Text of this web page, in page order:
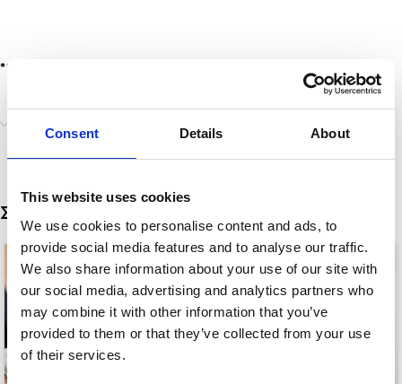
Consent Details About
This website uses cookies
We use cookies to personalise content and ads, to
provide social media features and to analyse our traffic.
We also share information about your use of our site with
our social media, advertising and analytics partners who
may combine it with other information that you’ve
provided to them or that they’ve collected from your use
of their services.
**Προσοχή σε νερό & άρωμα!
Σχετικά προϊόντα